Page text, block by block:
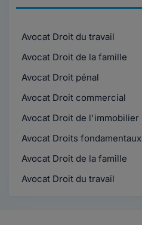
Avocat Droit du travail
Avocat Droit de la famille
Avocat Droit pénal
Avocat Droit commercial
Avocat Droit de l'immobilier
Avocat Droits fondamentaux
Avocat Droit de la famille
Avocat Droit du travail